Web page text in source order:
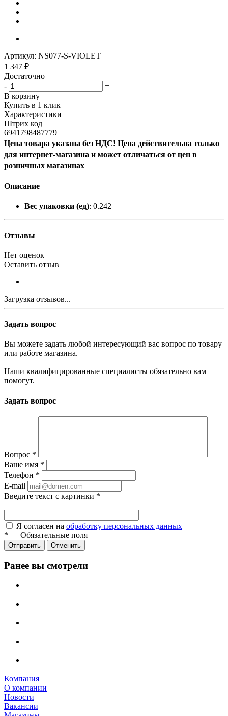
Артикул: NS077-S-VIOLET
1 347 ₽
Достаточно
-
+
В корзину
Купить в 1 клик
Характеристики
Штрих код
6941798487779
Цена товара указана без НДС! Цена действительна только
для интернет-магазина и может отличаться от цен в
розничных магазинах
Описание
Вес упаковки (ед): 0.242
Отзывы
Нет оценок
Оставить отзыв
Загрузка отзывов...
Задать вопрос
Вы можете задать любой интересующий вас вопрос по товару
или работе магазина.
Наши квалифицированные специалисты обязательно вам
помогут.
Задать вопрос
Вопрос *
Ваше имя *
Телефон *
E-mail
Введите текст с картинки *
Я согласен на обработку персональных данных
* — Обязательные поля
Отправить Отменить
Ранее вы смотрели
Компания
О компании
Новости
Вакансии